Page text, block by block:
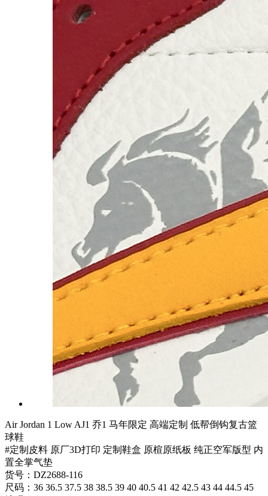
Air Jordan 1 Low AJ1 乔1 马年限定 高端定制 低帮倒钩复古篮
球鞋
#定制皮料 原厂3D打印 定制鞋盒 原楦原纸板 纯正空军版型 内
置全掌气垫
货号：DZ2688-116
尺码：36 36.5 37.5 38 38.5 39 40 40.5 41 42 42.5 43 44 44.5 45